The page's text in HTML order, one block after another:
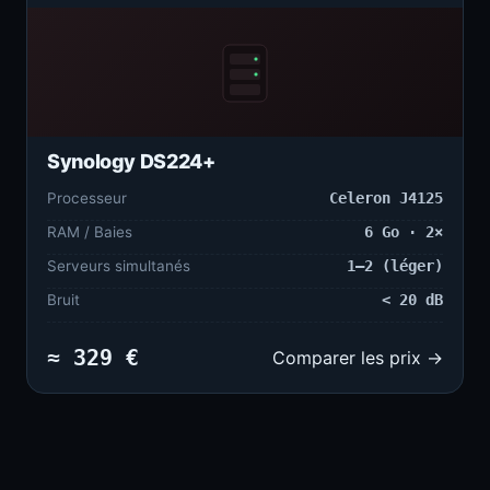
Synology DS224+
Processeur
Celeron J4125
RAM / Baies
6 Go · 2×
Serveurs simultanés
1–2 (léger)
Bruit
< 20 dB
≈ 329 € Comparer les prix →